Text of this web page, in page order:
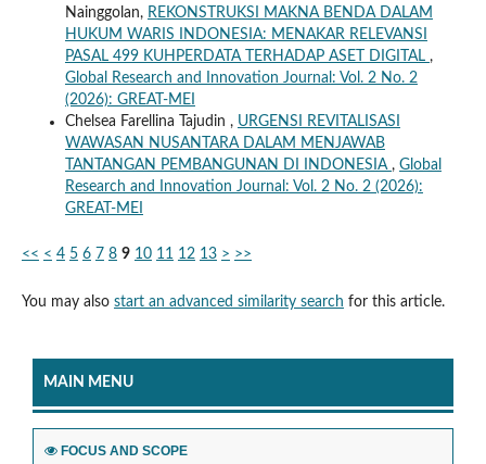
Nainggolan, REKONSTRUKSI MAKNA BENDA DALAM
HUKUM WARIS INDONESIA: MENAKAR RELEVANSI
PASAL 499 KUHPERDATA TERHADAP ASET DIGITAL ,
Global Research and Innovation Journal: Vol. 2 No. 2
(2026): GREAT-MEI
Chelsea Farellina Tajudin , URGENSI REVITALISASI
WAWASAN NUSANTARA DALAM MENJAWAB
TANTANGAN PEMBANGUNAN DI INDONESIA , Global
Research and Innovation Journal: Vol. 2 No. 2 (2026):
GREAT-MEI
<< < 4 5 6 7 8 9 10 11 12 13 > >>
You may also start an advanced similarity search for this article.
MAIN MENU
FOCUS AND SCOPE